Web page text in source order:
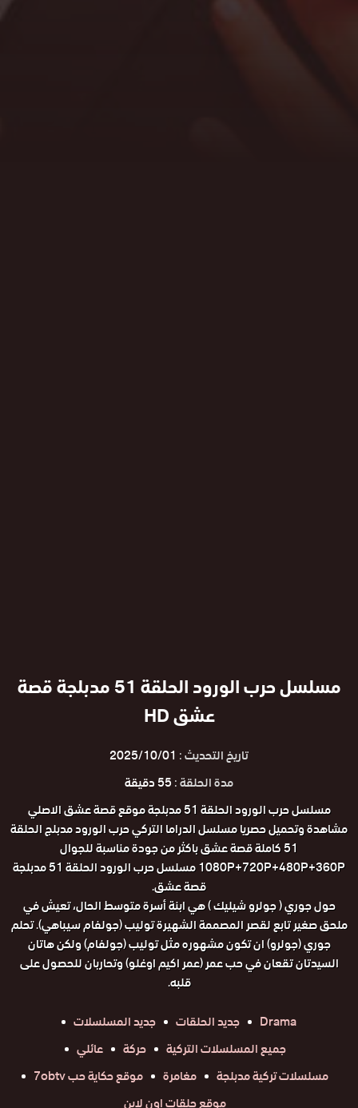
مسلسل حرب الورود الحلقة 51 مدبلجة قصة
عشق HD
تاريخ التحديث : 2025/10/01
مدة الحلقة :55 دقيقة
مسلسل حرب الورود الحلقة 51 مدبلجة موقع قصة عشق الاصلي
مشاهدة وتحميل حصريا مسلسل الدراما التركي حرب الورود مدبلج الحلقة
51 كاملة قصة عشق باكثر من جودة مناسبة للجوال
1080P+720P+480P+360P مسلسل حرب الورود الحلقة 51 مدبلجة
قصة عشق.
حول جوري ( جولرو شيليك ) هي ابنة أسرة متوسط الحال، تعيش في
ملحق صغير تابع لقصر المصممة الشهيرة توليب (جولفام سيباهي). تحلم
جوري (جولرو) ان تكون مشهوره مثل توليب (جولفام) ولكن هاتان
السيدتان تقعان في حب عمر (عمر اكيم اوغلو) وتحاربان للحصول على
قلبه.
Drama
جديد الحلقات
جديد المسلسلات
جميع المسلسلات التركية
حركة
عائلي
مسلسلات تركية مدبلجة
مغامرة
موقع حكاية حب 7obtv
موقع حلقات اون لاين